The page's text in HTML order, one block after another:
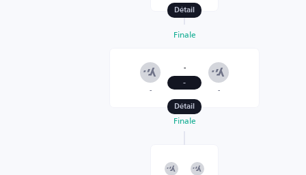
Détail
Finale
-
-
- -
Détail
Finale